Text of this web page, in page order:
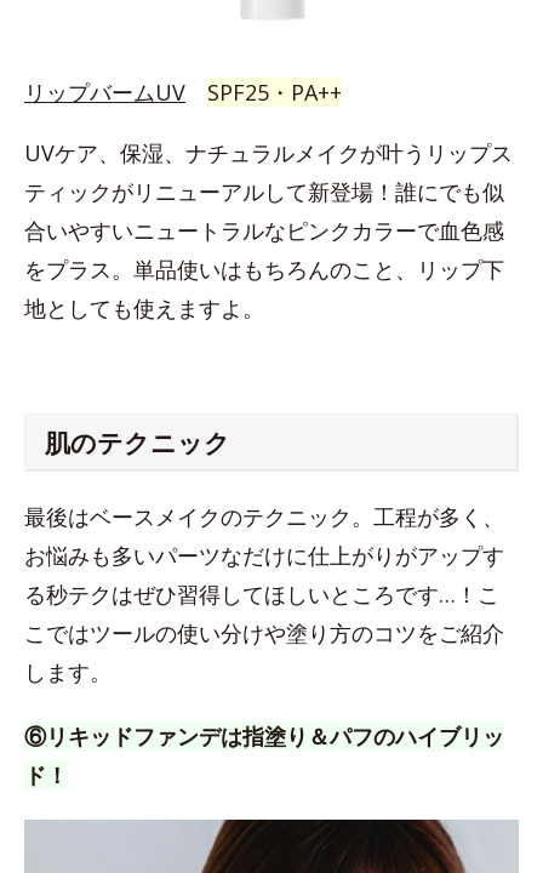
リップバームUV SPF25・PA++
UVケア、保湿、ナチュラルメイクが叶うリップス
ティックがリニューアルして新登場！誰にでも似
合いやすいニュートラルなピンクカラーで血色感
をプラス。単品使いはもちろんのこと、リップ下
地としても使えますよ。
肌のテクニック
最後はベースメイクのテクニック。工程が多く、
お悩みも多いパーツなだけに仕上がりがアップす
る秒テクはぜひ習得してほしいところです…！こ
こではツールの使い分けや塗り方のコツをご紹介
します。
⑥リキッドファンデは指塗り＆パフのハイブリッ
ド！